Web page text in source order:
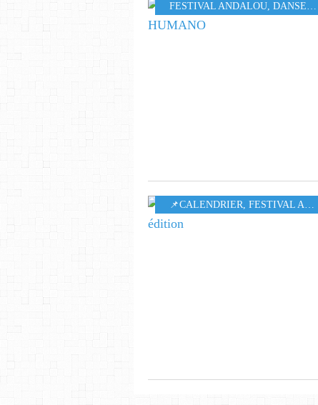
FESTIVAL ANDALOU, DANSE,
📌CALENDRIER, FESTIVAL ANDALOU